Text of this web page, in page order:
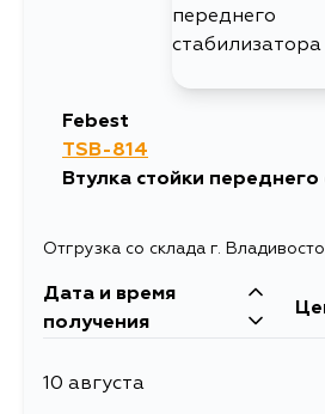
Febest
TSB-814
Втулка стойки
Отгрузка со склада г.
Дата и время
получения
10 августа